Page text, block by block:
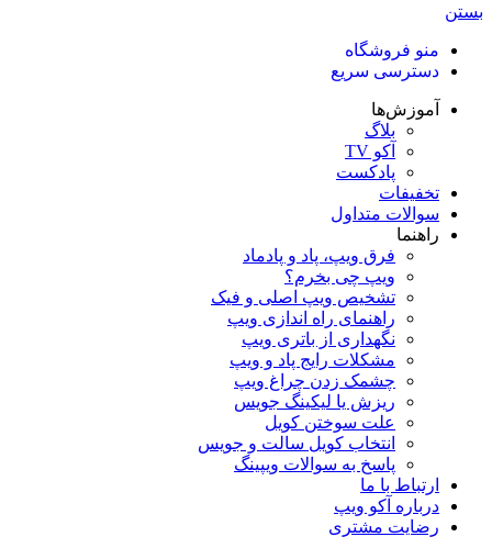
بستن
منو فروشگاه
دسترسی سریع
آموزش‌ها
بلاگ
آکو TV
پادکست
تخفیفات
سوالات متداول
راهنما
فرق ویپ، پاد و پادماد
ویپ چی بخرم؟
تشخیص ویپ اصلی و فیک
راهنمای راه اندازی ویپ
نگهداری از باتری ویپ
مشکلات رایج پاد و ویپ
چشمک زدن چراغ ویپ
ریزش یا لیکینگ جویس
علت سوختن کویل
انتخاب کویل سالت و جویس
پاسخ به سوالات ویپینگ
ارتباط با ما
درباره آکو ویپ
رضایت مشتری